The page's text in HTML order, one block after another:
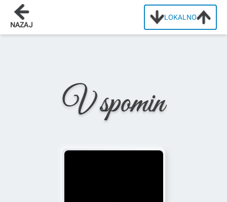
LOKALNO
NAZAJ
Domov
V spomin